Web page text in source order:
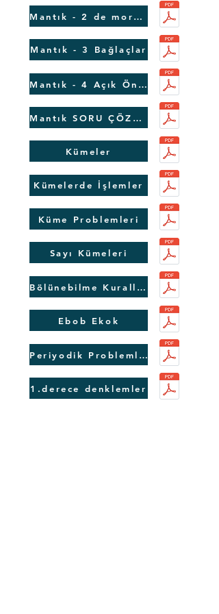
Mantık - 2 de morgan
Mantık - 3 Bağlaçlar
Mantık - 4 Açık Önermeler
Mantık SORU ÇÖZÜMÜ
Kümeler
Kümelerde İşlemler
Küme Problemleri
Sayı Kümeleri
Bölünebilme Kuralları
Ebob Ekok
Periyodik Problemler
1.derece denklemler